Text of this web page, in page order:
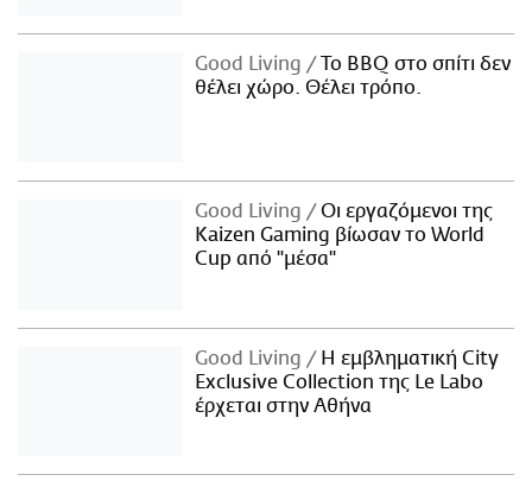
Good Living
Το BBQ στο σπίτι δεν
θέλει χώρο. Θέλει τρόπο.
Good Living
Οι εργαζόμενοι της
Kaizen Gaming βίωσαν το World
Cup από "μέσα"
Good Living
Η εμβληματική City
Exclusive Collection της Le Labo
έρχεται στην Αθήνα